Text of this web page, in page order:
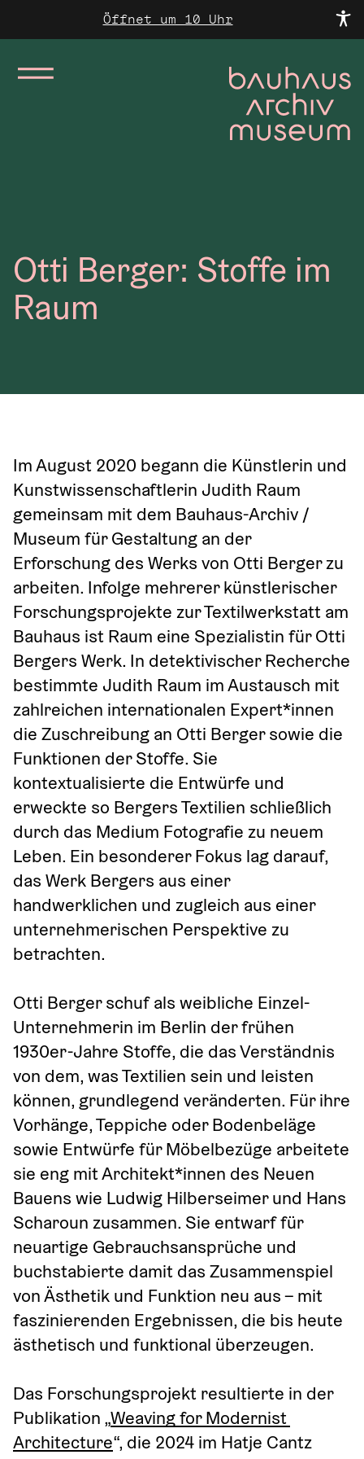
Öffnet um 10 Uhr
Otti Berger: Stoffe im
Raum
Im August 2020 begann die Künstlerin und
Kunstwissenschaftlerin Judith Raum
gemeinsam mit dem Bauhaus-Archiv /
Museum für Gestaltung an der
Erforschung des Werks von Otti Berger zu
arbeiten. Infolge mehrerer künstlerischer
Forschungsprojekte zur Textilwerkstatt am
Bauhaus ist Raum eine Spezialistin für Otti
Bergers Werk. In detektivischer Recherche
bestimmte Judith Raum im Austausch mit
zahlreichen internationalen Expert*innen
die Zuschreibung an Otti Berger sowie die
Funktionen der Stoffe. Sie
kontextualisierte die Entwürfe und
erweckte so Bergers Textilien schließlich
durch das Medium Fotografie zu neuem
Leben. Ein besonderer Fokus lag darauf,
das Werk Bergers aus einer
handwerklichen und zugleich aus einer
unternehmerischen Perspektive zu
betrachten.
Otti Berger schuf als weibliche Einzel-
Unternehmerin im Berlin der frühen
1930er-Jahre Stoffe, die das Verständnis
von dem, was Textilien sein und leisten
können, grundlegend veränderten. Für ihre
Vorhänge, Teppiche oder Bodenbeläge
sowie Entwürfe für Möbelbezüge arbeitete
sie eng mit Architekt*innen des Neuen
Bauens wie Ludwig Hilberseimer und Hans
Scharoun zusammen. Sie entwarf für
neuartige Gebrauchsansprüche und
buchstabierte damit das Zusammenspiel
von Ästhetik und Funktion neu aus – mit
faszinierenden Ergebnissen, die bis heute
ästhetisch und funktional überzeugen.
Das Forschungsprojekt resultierte in der
Publikation „Weaving for Modernist
Architecture“, die 2024 im Hatje Cantz